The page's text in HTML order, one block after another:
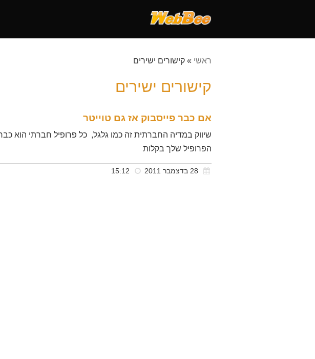
ראשי » קישורים ישירים
קישורים ישירים
אם כבר פייסבוק אז גם טוייטר
שיווק במדיה החברתית זה כמו גלגל, כל פרופיל חברתי הוא
הפרופיל שלך בקלות